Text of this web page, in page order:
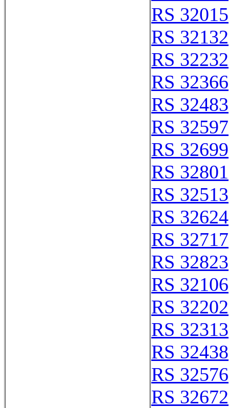
RS 32015
RS 32132
RS 32232
RS 32366
RS 32483
RS 32597
RS 32699
RS 32801
RS 32513
RS 32624
RS 32717
RS 32823
RS 32106
RS 32202
RS 32313
RS 32438
RS 32576
RS 32672